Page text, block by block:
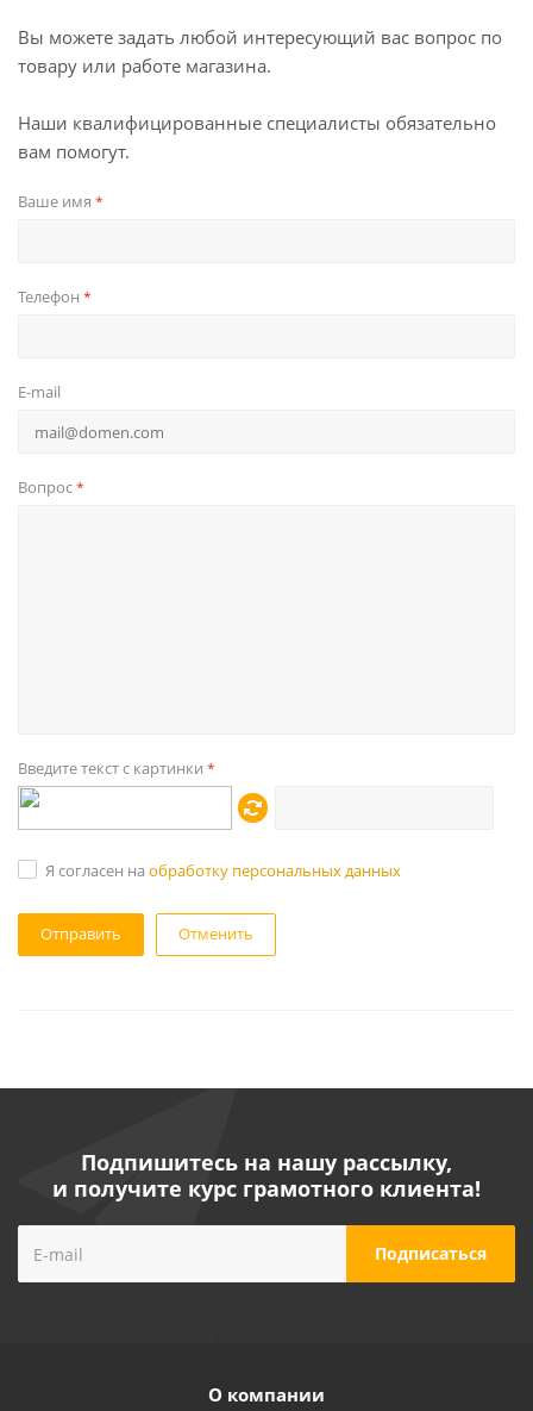
Вы можете задать любой интересующий вас вопрос по
товару или работе магазина.
Наши квалифицированные специалисты обязательно
вам помогут.
Ваше имя *
Телефон *
E-mail
Вопрос*
Введите текст с картинки *
Я согласен на обработку персональных данных
Отменить
Подпишитесь на нашу рассылку,
и получите курс грамотного клиента!
О компании